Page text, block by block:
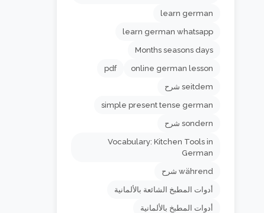
learn german
learn german whatsapp
Months seasons days
online german lesson
pdf
seitdem شرح
simple present tense german
sondern شرح
Vocabulary: Kitchen Tools in
German
während شرح
أدوات المطبخ الشائعة بالألمانية
أدوات المطبخ بالألمانية